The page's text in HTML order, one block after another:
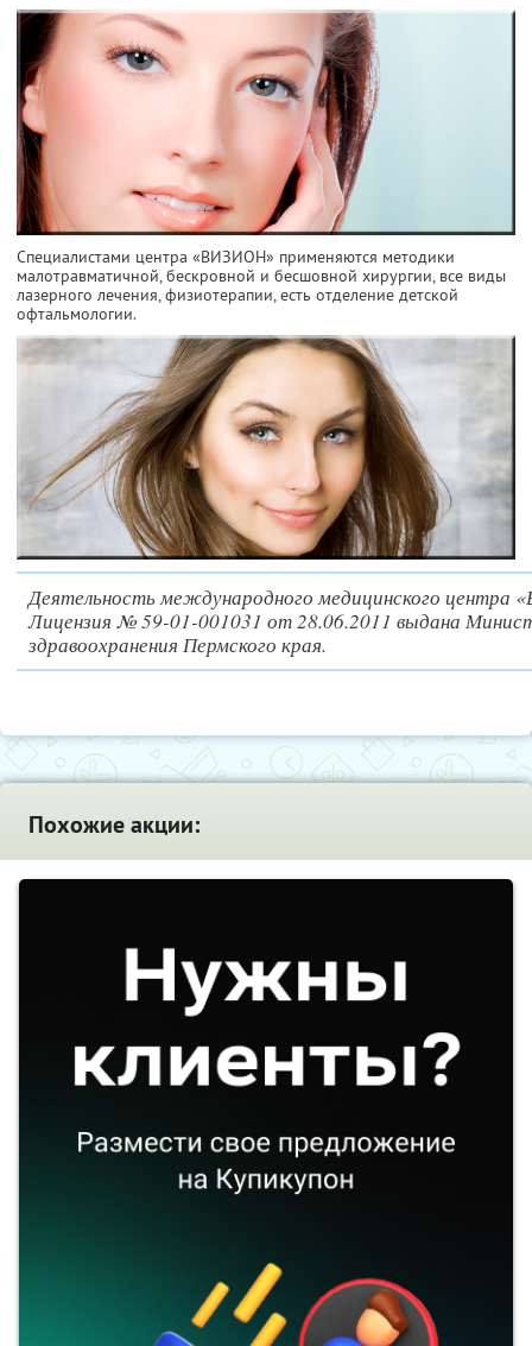
Специалистами центра «ВИЗИОН» применяются методики
малотравматичной, бескровной и бесшовной хирургии, все виды
лазерного лечения, физиотерапии, есть отделение детской
офтальмологии.
Деятельность международного медицинского центра
Лицензия № 59-01-001031 от 28.06.2011 выдана
здравоохранения Пермского края.
Похожие акции: